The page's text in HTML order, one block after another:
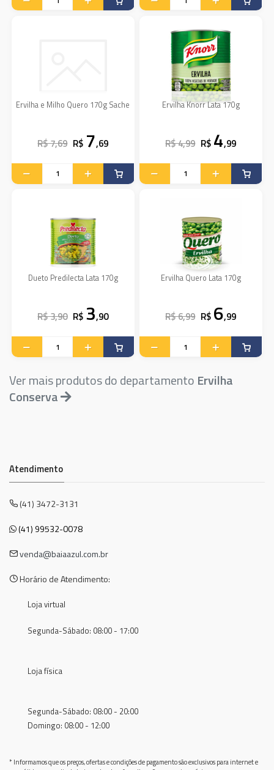
Ervilha e Milho Quero 170g Sache
R$ 7,69 R$ 7,69
Ervilha Knorr Lata 170g
R$ 4,99 R$ 4,99
Dueto Predilecta Lata 170g
R$ 3,90 R$ 3,90
Ervilha Quero Lata 170g
R$ 6,99 R$ 6,99
Ver mais produtos do departamento Ervilha
Conserva
Atendimento
(41) 3472-3131
(41) 99532-0078
venda@baiaazul.com.br
Horário de Atendimento:
Loja virtual
Segunda-Sábado: 08:00 - 17:00
Loja física
Segunda-Sábado: 08:00 - 20:00
Domingo: 08:00 - 12:00
* Informamos que os preços, ofertas e condições de pagamento são exclusivos para internet e